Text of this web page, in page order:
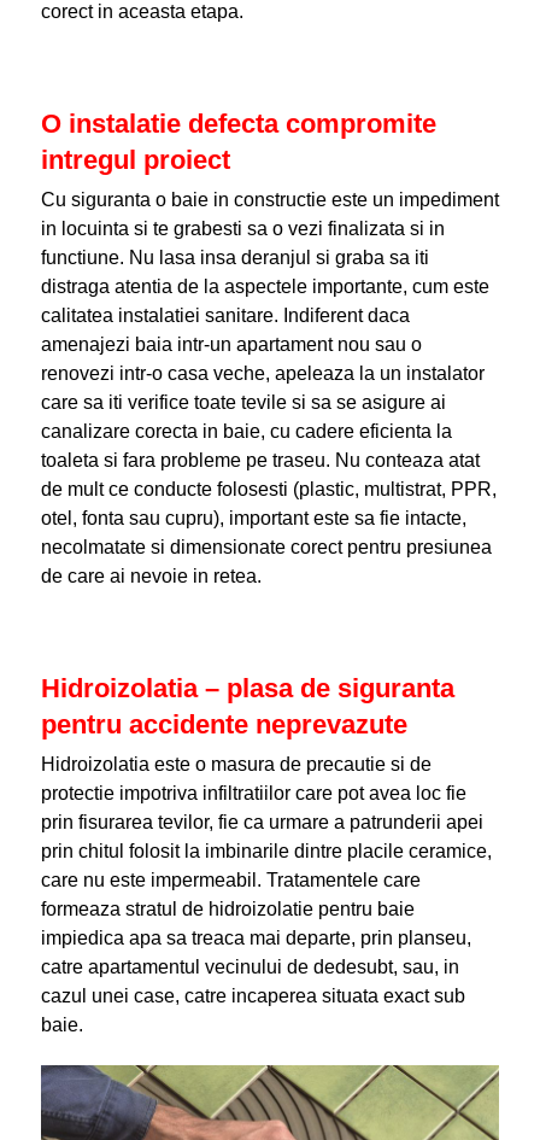
corect in aceasta etapa.
O instalatie defecta compromite
intregul proiect
Cu siguranta o baie in constructie este un impediment
in locuinta si te grabesti sa o vezi finalizata si in
functiune. Nu lasa insa deranjul si graba sa iti
distraga atentia de la aspectele importante, cum este
calitatea instalatiei sanitare. Indiferent daca
amenajezi baia intr-un apartament nou sau o
renovezi intr-o casa veche, apeleaza la un instalator
care sa iti verifice toate tevile si sa se asigure ai
canalizare corecta in baie, cu cadere eficienta la
toaleta si fara probleme pe traseu. Nu conteaza atat
de mult ce conducte folosesti (plastic, multistrat, PPR,
otel, fonta sau cupru), important este sa fie intacte,
necolmatate si dimensionate corect pentru presiunea
de care ai nevoie in retea.
Hidroizolatia – plasa de siguranta
pentru accidente neprevazute
Hidroizolatia este o masura de precautie si de
protectie impotriva infiltratiilor care pot avea loc fie
prin fisurarea tevilor, fie ca urmare a patrunderii apei
prin chitul folosit la imbinarile dintre placile ceramice,
care nu este impermeabil. Tratamentele care
formeaza stratul de hidroizolatie pentru baie
impiedica apa sa treaca mai departe, prin planseu,
catre apartamentul vecinului de dedesubt, sau, in
cazul unei case, catre incaperea situata exact sub
baie.